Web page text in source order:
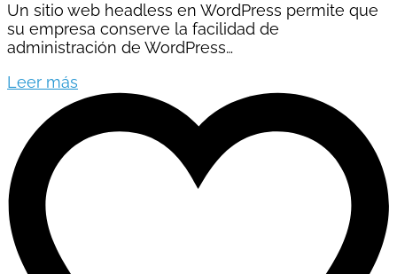
Un sitio web headless en WordPress permite que
su empresa conserve la facilidad de
administración de WordPress…
Leer más